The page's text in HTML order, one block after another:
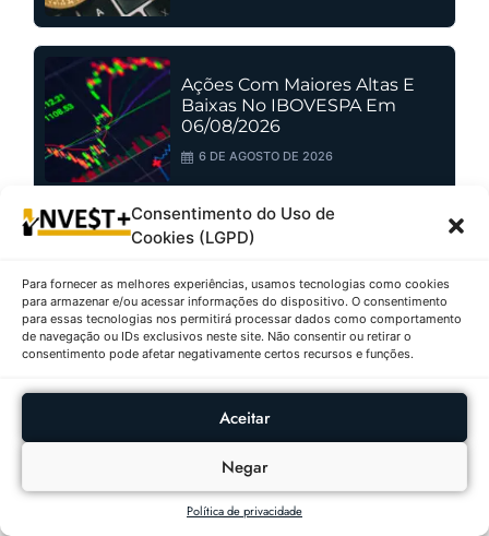
Consentimento do Uso de
Cookies (LGPD)
Para fornecer as melhores experiências, usamos tecnologias como cookies
para armazenar e/ou acessar informações do dispositivo. O consentimento
para essas tecnologias nos permitirá processar dados como comportamento
de navegação ou IDs exclusivos neste site. Não consentir ou retirar o
consentimento pode afetar negativamente certos recursos e funções.
Aceitar
Negar
Política de privacidade
Ações Com Maiores Altas E
Baixas No IBOVESPA Em
06/08/2026
6 DE AGOSTO DE 2026
Fundos Imobiliários Com
06/08/2026
6 DE AGOSTO DE 2026